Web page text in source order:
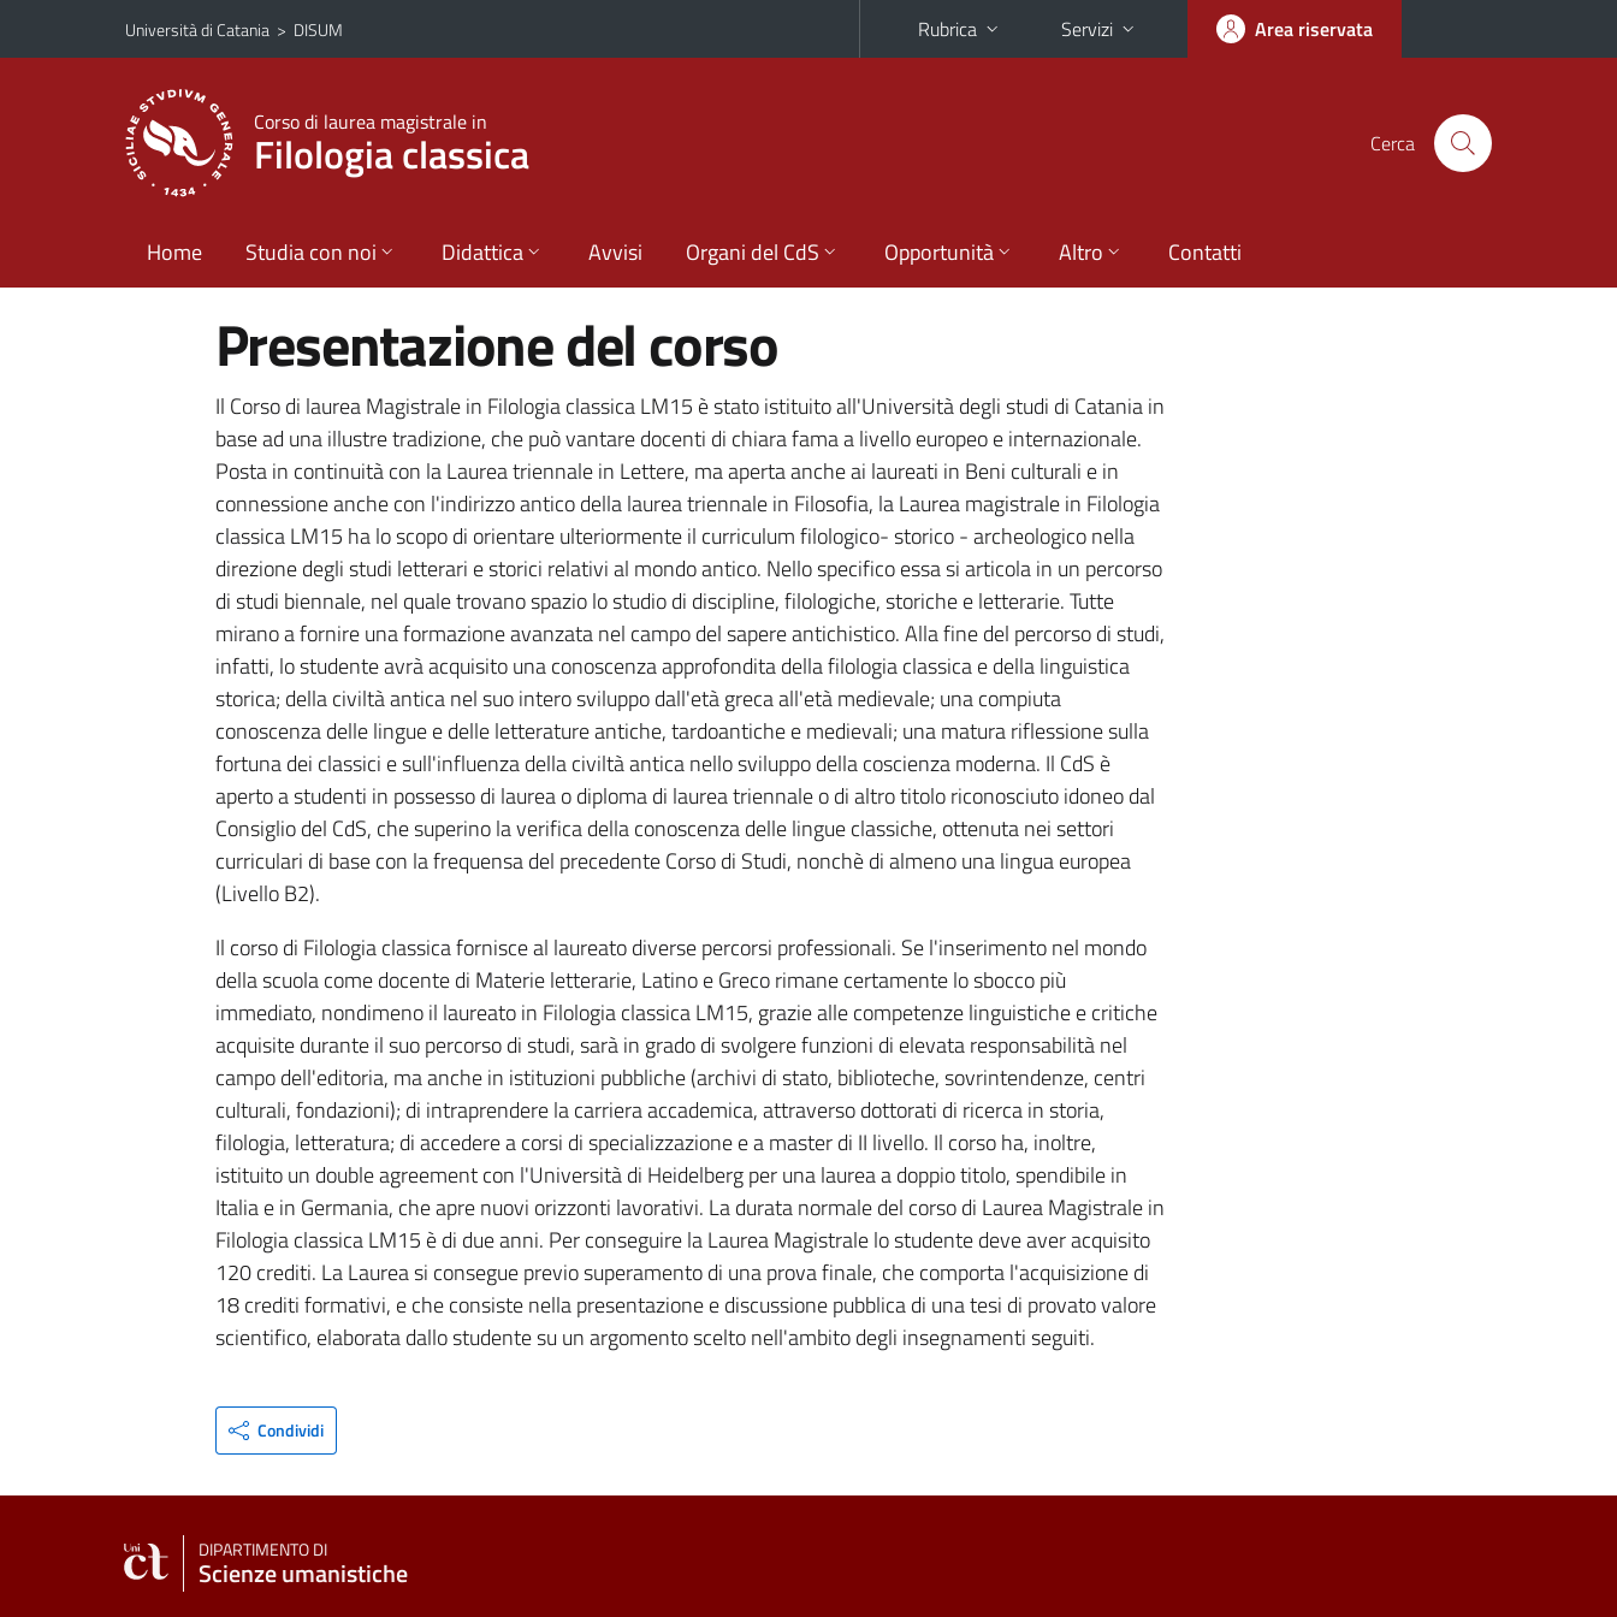
Vai al contenuto principale
Vai al menu di navigazione
Università di Catania > DISUM Rubrica Servizi Area riservata
Corso di laurea magistrale in
Filologia classica Cerca
Home Studia con noi Didattica Avvisi Organi del CdS Opportunità Altro Contatti
Presentazione del corso
Il Corso di laurea Magistrale in Filologia classica LM15 è stato istituito all'Università degli studi di Catania in
base ad una illustre tradizione, che può vantare docenti di chiara fama a livello europeo e internazionale.
Posta in continuità con la Laurea triennale in Lettere, ma aperta anche ai laureati in Beni culturali e in
connessione anche con l'indirizzo antico della laurea triennale in Filosofia, la Laurea magistrale in Filologia
classica LM15 ha lo scopo di orientare ulteriormente il curriculum filologico- storico - archeologico nella
direzione degli studi letterari e storici relativi al mondo antico. Nello specifico essa si articola in un percorso
di studi biennale, nel quale trovano spazio lo studio di discipline, filologiche, storiche e letterarie. Tutte
mirano a fornire una formazione avanzata nel campo del sapere antichistico. Alla fine del percorso di studi,
infatti, lo studente avrà acquisito una conoscenza approfondita della filologia classica e della linguistica
storica; della civiltà antica nel suo intero sviluppo dall'età greca all'età medievale; una compiuta
conoscenza delle lingue e delle letterature antiche, tardoantiche e medievali; una matura riflessione sulla
fortuna dei classici e sull'influenza della civiltà antica nello sviluppo della coscienza moderna. Il CdS è
aperto a studenti in possesso di laurea o diploma di laurea triennale o di altro titolo riconosciuto idoneo dal
Consiglio del CdS, che superino la verifica della conoscenza delle lingue classiche, ottenuta nei settori
curriculari di base con la frequensa del precedente Corso di Studi, nonchè di almeno una lingua europea
(Livello B2).
Il corso di Filologia classica fornisce al laureato diverse percorsi professionali. Se l'inserimento nel mondo
della scuola come docente di Materie letterarie, Latino e Greco rimane certamente lo sbocco più
immediato, nondimeno il laureato in Filologia classica LM15, grazie alle competenze linguistiche e critiche
acquisite durante il suo percorso di studi, sarà in grado di svolgere funzioni di elevata responsabilità nel
campo dell'editoria, ma anche in istituzioni pubbliche (archivi di stato, biblioteche, sovrintendenze, centri
culturali, fondazioni); di intraprendere la carriera accademica, attraverso dottorati di ricerca in storia,
filologia, letteratura; di accedere a corsi di specializzazione e a master di II livello. Il corso ha, inoltre,
istituito un double agreement con l'Università di Heidelberg per una laurea a doppio titolo, spendibile in
Italia e in Germania, che apre nuovi orizzonti lavorativi. La durata normale del corso di Laurea Magistrale in
Filologia classica LM15 è di due anni. Per conseguire la Laurea Magistrale lo studente deve aver acquisito
120 crediti. La Laurea si consegue previo superamento di una prova finale, che comporta l'acquisizione di
18 crediti formativi, e che consiste nella presentazione e discussione pubblica di una tesi di provato valore
scientifico, elaborata dallo studente su un argomento scelto nell'ambito degli insegnamenti seguiti.​
Condividi
DIPARTIMENTO DI
Scienze umanistiche